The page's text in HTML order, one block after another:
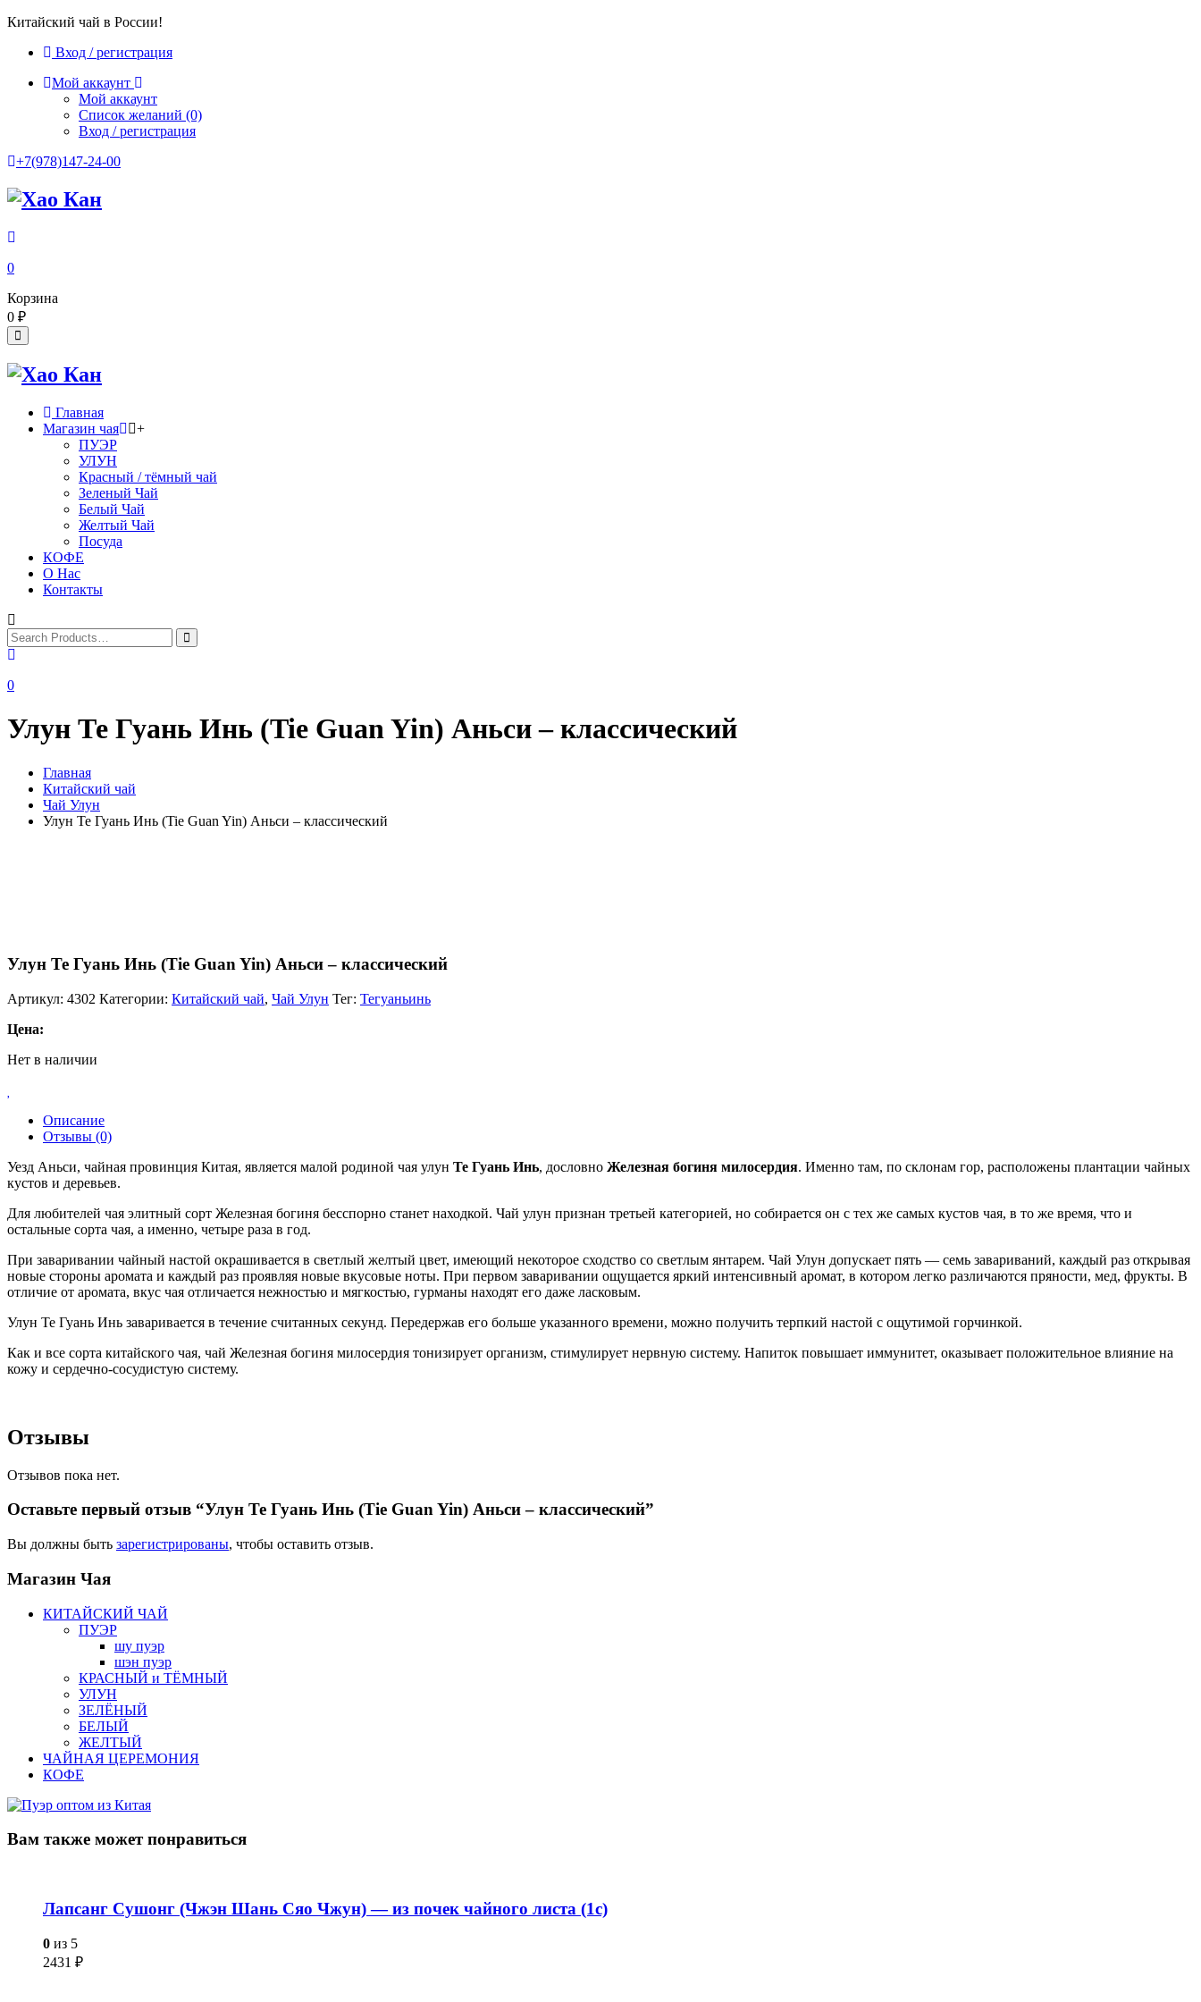
Китайский чай в России!
Вход / регистрация
Мой аккаунт
Мой аккаунт
Список желаний (0)
Вход / регистрация
+7(978)147-24-00
0
Корзина
0 ₽
Главная
Магазин чая
+
ПУЭР
УЛУН
Красный / тёмный чай
Зеленый Чай
Белый Чай
Желтый Чай
Посуда
КОФЕ
О Нас
Контакты
0
Улун Те Гуань Инь (Tie Guan Yin) Аньси – классический
Главная
Китайский чай
Чай Улун
Улун Те Гуань Инь (Tie Guan Yin) Аньси – классический
Улун Те Гуань Инь (Tie Guan Yin) Аньси – классический
Артикул: 4302 Категории: Китайский чай, Чай Улун Тег: Тегуаньинь
Цена:
Нет в наличии
Описание
Отзывы (0)
Уезд Аньси, чайная провинция Китая, является малой родиной чая улун Те Гуань Инь, дословно Железная богиня милосердия. Именно там, по склонам гор, расположены плантации чайных
кустов и деревьев.
Для любителей чая элитный сорт Железная богиня бесспорно станет находкой. Чай улун признан третьей категорией, но собирается он с тех же самых кустов чая, в то же время, что и
остальные сорта чая, а именно, четыре раза в год.
При заваривании чайный настой окрашивается в светлый желтый цвет, имеющий некоторое сходство со светлым янтарем. Чай Улун допускает пять — семь завариваний, каждый раз открывая
новые стороны аромата и каждый раз проявляя новые вкусовые ноты. При первом заваривании ощущается яркий интенсивный аромат, в котором легко различаются пряности, мед, фрукты. В
отличие от аромата, вкус чая отличается нежностью и мягкостью, гурманы находят его даже ласковым.
Улун Те Гуань Инь заваривается в течение считанных секунд. Передержав его больше указанного времени, можно получить терпкий настой с ощутимой горчинкой.
Как и все сорта китайского чая, чай Железная богиня милосердия тонизирует организм, стимулирует нервную систему. Напиток повышает иммунитет, оказывает положительное влияние на
кожу и сердечно-сосудистую систему.
Отзывы
Отзывов пока нет.
Оставьте первый отзыв “Улун Те Гуань Инь (Tie Guan Yin) Аньси – классический”
Вы должны быть зарегистрированы, чтобы оставить отзыв.
Магазин Чая
КИТАЙСКИЙ ЧАЙ
ПУЭР
шу пуэр
шэн пуэр
КРАСНЫЙ и ТЁМНЫЙ
УЛУН
ЗЕЛЁНЫЙ
БЕЛЫЙ
ЖЕЛТЫЙ
ЧАЙНАЯ ЦЕРЕМОНИЯ
КОФЕ
Вам также может понравиться
Лапсанг Сушонг (Чжэн Шань Сяо Чжун) — из почек чайного листа (1с)
0 из 5
2431 ₽